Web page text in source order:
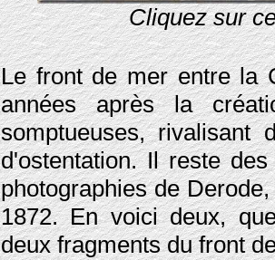
Cliquez sur
Le front de mer entre la
années après la
somptueuses, rivalisant
d'ostentation. Il reste
photographies de
1872. En voici deux,
deux fragments du front